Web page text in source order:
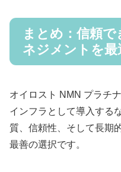
まとめ：信頼
ネジメントを最
オイロスト NMN プラチ
インフラとして導入する
質、信頼性、そして長期
最善の選択です。